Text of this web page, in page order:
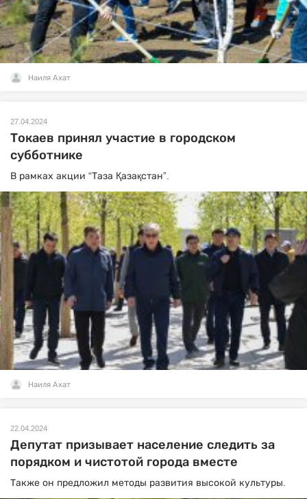
Наиля Ахат
27.04.2024
Токаев принял участие в городском
субботнике
В рамках акции “Таза Қазақстан”.
Наиля Ахат
22.04.2024
Депутат призывает население следить за
порядком и чистотой города вместе
Также он предложил методы развития высокой культуры.